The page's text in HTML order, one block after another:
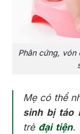
Phân cứng, vón
Mẹ có thể
sinh bị táo
trẻ đại tiện.